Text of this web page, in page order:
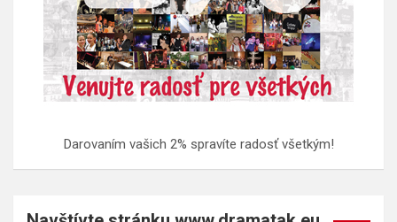
Darovaním vašich 2% spravíte radosť všetkým!